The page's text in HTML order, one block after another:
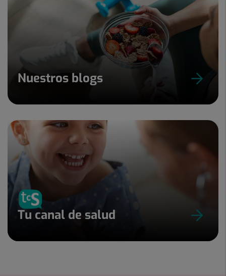
Nuestros blogs
Tu canal de salud